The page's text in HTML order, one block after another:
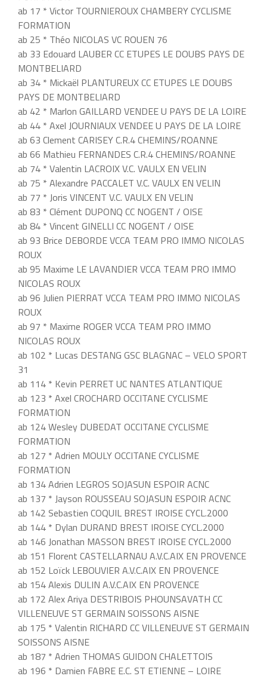
ab 17 * Victor TOURNIEROUX CHAMBERY CYCLISME
FORMATION
ab 25 * Théo NICOLAS VC ROUEN 76
ab 33 Edouard LAUBER CC ETUPES LE DOUBS PAYS DE
MONTBELIARD
ab 34 * Mickaël PLANTUREUX CC ETUPES LE DOUBS
PAYS DE MONTBELIARD
ab 42 * Marlon GAILLARD VENDEE U PAYS DE LA LOIRE
ab 44 * Axel JOURNIAUX VENDEE U PAYS DE LA LOIRE
ab 63 Clement CARISEY C.R.4 CHEMINS/ROANNE
ab 66 Mathieu FERNANDES C.R.4 CHEMINS/ROANNE
ab 74 * Valentin LACROIX V.C. VAULX EN VELIN
ab 75 * Alexandre PACCALET V.C. VAULX EN VELIN
ab 77 * Joris VINCENT V.C. VAULX EN VELIN
ab 83 * Clément DUPONQ CC NOGENT / OISE
ab 84 * Vincent GINELLI CC NOGENT / OISE
ab 93 Brice DEBORDE VCCA TEAM PRO IMMO NICOLAS
ROUX
ab 95 Maxime LE LAVANDIER VCCA TEAM PRO IMMO
NICOLAS ROUX
ab 96 Julien PIERRAT VCCA TEAM PRO IMMO NICOLAS
ROUX
ab 97 * Maxime ROGER VCCA TEAM PRO IMMO
NICOLAS ROUX
ab 102 * Lucas DESTANG GSC BLAGNAC – VELO SPORT
31
ab 114 * Kevin PERRET UC NANTES ATLANTIQUE
ab 123 * Axel CROCHARD OCCITANE CYCLISME
FORMATION
ab 124 Wesley DUBEDAT OCCITANE CYCLISME
FORMATION
ab 127 * Adrien MOULY OCCITANE CYCLISME
FORMATION
ab 134 Adrien LEGROS SOJASUN ESPOIR ACNC
ab 137 * Jayson ROUSSEAU SOJASUN ESPOIR ACNC
ab 142 Sebastien COQUIL BREST IROISE CYCL.2000
ab 144 * Dylan DURAND BREST IROISE CYCL.2000
ab 146 Jonathan MASSON BREST IROISE CYCL.2000
ab 151 Florent CASTELLARNAU A.V.C.AIX EN PROVENCE
ab 152 Loïck LEBOUVIER A.V.C.AIX EN PROVENCE
ab 154 Alexis DULIN A.V.C.AIX EN PROVENCE
ab 172 Alex Ariya DESTRIBOIS PHOUNSAVATH CC
VILLENEUVE ST GERMAIN SOISSONS AISNE
ab 175 * Valentin RICHARD CC VILLENEUVE ST GERMAIN
SOISSONS AISNE
ab 187 * Adrien THOMAS GUIDON CHALETTOIS
ab 196 * Damien FABRE E.C. ST ETIENNE – LOIRE